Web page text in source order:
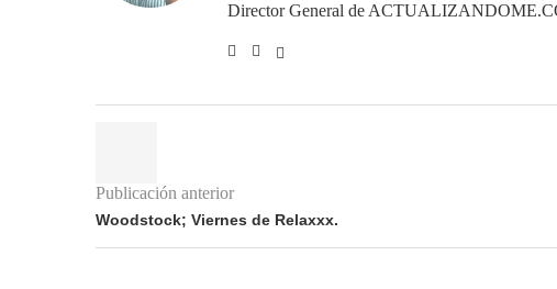
Director General de
Publicación anterior
Woodstock; Viernes de Relaxxx.